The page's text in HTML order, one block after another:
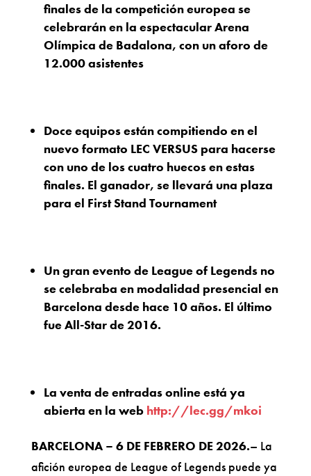
finales de la competición europea se
celebrarán en la espectacular Arena
Olímpica de Badalona, con un aforo de
12.000 asistentes
Doce equipos están compitiendo en el
nuevo formato LEC VERSUS para hacerse
con uno de los cuatro huecos en estas
finales. El ganador, se llevará una plaza
para el First Stand Tournament
Un gran evento de League of Legends no
se celebraba en modalidad presencial en
Barcelona desde hace 10 años. El último
fue All-Star de 2016.
La venta de entradas online está ya
abierta en la webhttp://lec.gg/mkoi
BARCELONA – 6 DE FEBRERO DE 2026.– La
afición europea de League of Legends puede ya